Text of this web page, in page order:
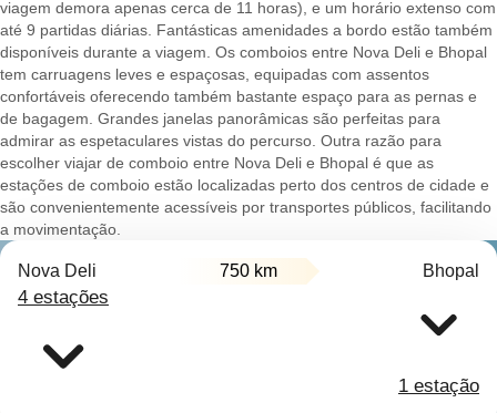
viagem demora apenas cerca de 11 horas), e um horário extenso com
até 9 partidas diárias. Fantásticas amenidades a bordo estão também
disponíveis durante a viagem. Os comboios entre Nova Deli e Bhopal
tem carruagens leves e espaçosas, equipadas com assentos
confortáveis oferecendo também bastante espaço para as pernas e
de bagagem. Grandes janelas panorâmicas são perfeitas para
admirar as espetaculares vistas do percurso. Outra razão para
escolher viajar de comboio entre Nova Deli e Bhopal é que as
estações de comboio estão localizadas perto dos centros de cidade e
são convenientemente acessíveis por transportes públicos, facilitando
a movimentação.
Nova Deli 750 km Bhopal
4 estações
1 estação